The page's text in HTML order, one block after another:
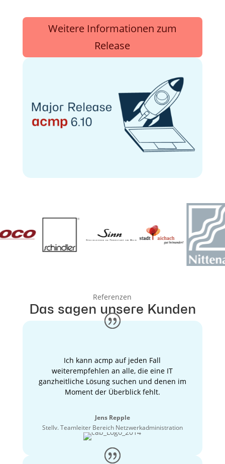
Weitere Informationen zum
Release
Referenzen
Das sagen unsere Kunden
Ich kann acmp auf jeden Fall
weiterempfehlen an alle, die eine IT
ganzheitliche Lösung suchen und denen im
Moment der Überblick fehlt.
Jens Repple
Stellv. Teamleiter Bereich Netzwerkadministration